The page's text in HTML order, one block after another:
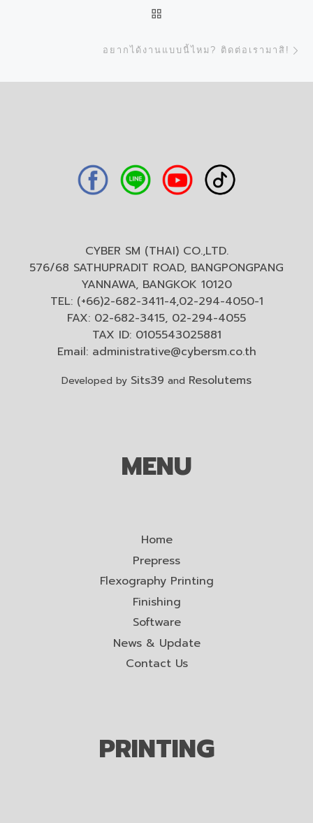
อยากได้งานแบบนี้ไหม? ติดต่อเรามาสิ!
CYBER SM (THAI) CO.,LTD.
576/68 SATHUPRADIT ROAD, BANGPONGPANG
YANNAWA, BANGKOK 10120
TEL: (+66)2-682-3411-4,02-294-4050-1
FAX: 02-682-3415, 02-294-4055
TAX ID: 0105543025881
Email: administrative@cybersm.co.th
Developed by Sits39 and Resolutems
MENU
Home
Prepress
Flexography Printing
Finishing
Software
News & Update
Contact Us
PRINTING